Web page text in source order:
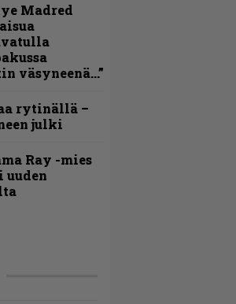
Madred
väsyneenä…”
rytinällä –
julki
Ray -mies
uuden